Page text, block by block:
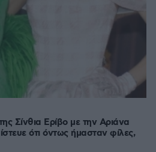
Σίνθια Ερίβο με την Αριάνα
ότι όντως ήμασταν φίλες,